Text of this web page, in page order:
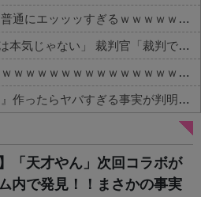
【朗報】 最近のおばさん、普通にエッッッすぎるｗｗｗｗｗｗｗｗｗｗ
江別リンチ犯「立って謝罪は本気じゃない」 裁判官「裁判で土下座してないキミは本気じゃないな」
【超速報】 夏終了ｗｗｗｗｗｗｗｗｗｗｗｗｗｗｗｗｗｗｗｗｗｗｗｗｗｗｗｗｗｗｗｗｗｗｗｗｗｗｗｗ
【驚愕】 戸籍から『家系図』作ったらヤバすぎる事実が判明した
「天才やん」次回コラボが
内で発見！！まさかの事実